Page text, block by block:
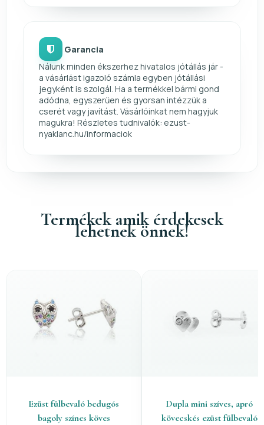
Garancia
Nálunk minden ékszerhez hivatalos jótállás jár -
a vásárlást igazoló számla egyben jótállási
jegyként is szolgál. Ha a termékkel bármi gond
adódna, egyszerűen és gyorsan intézzük a
cserét vagy javítást. Vásárlóinkat nem hagyjuk
magukra! Részletes tudnivalók: ezust-
nyaklanc.hu/informaciok
Termékek amik érdekesek
lehetnek önnek!
Ezüst fülbevaló bedugós
bagoly színes köves
Dupla mini szíves, apró
kövecskés ezüst fülbevaló